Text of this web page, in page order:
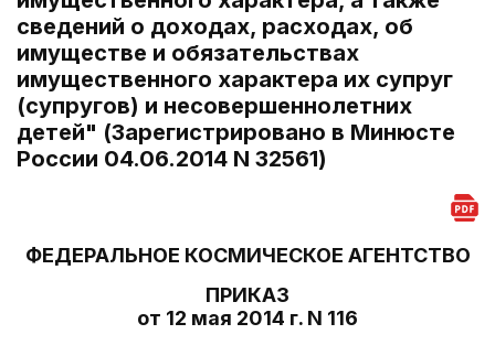
сведений о доходах, расходах, об
имуществе и обязательствах
имущественного характера их супруг
(супругов) и несовершеннолетних
детей" (Зарегистрировано в Минюсте
России 04.06.2014 N 32561)
ФЕДЕРАЛЬНОЕ КОСМИЧЕСКОЕ АГЕНТСТВО
ПРИКАЗ
от 12 мая 2014 г. N 116